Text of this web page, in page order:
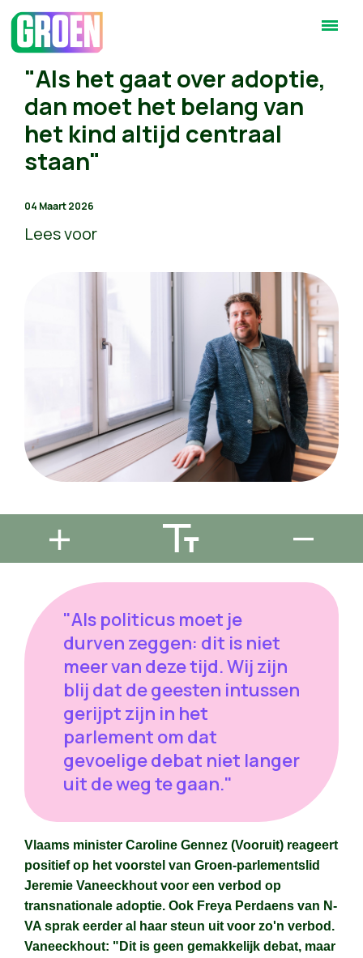
"Als het gaat over adoptie,
dan moet het belang van
het kind altijd centraal
staan"
04 Maart 2026
Lees voor
"Als politicus moet je
durven zeggen: dit is niet
meer van deze tijd. Wij zijn
blij dat de geesten intussen
gerijpt zijn in het
parlement om dat
gevoelige debat niet langer
uit de weg te gaan."
Vlaams minister Caroline Gennez (Vooruit) reageert
positief op het voorstel van Groen-parlementslid
Jeremie Vaneeckhout voor een verbod op
transnationale adoptie. Ook Freya Perdaens van N-
VA sprak eerder al haar steun uit voor zo'n verbod.
Vaneeckhout: "Dit is geen gemakkelijk debat, maar